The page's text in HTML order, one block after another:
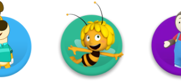
Programlar Kukuli